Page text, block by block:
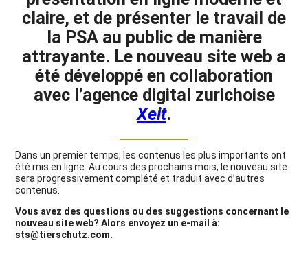
claire, et de présenter le travail de
la PSA au public de manière
attrayante. Le nouveau site web a
été développé en collaboration
avec l’agence digital zurichoise
Xeit.
Dans un premier temps, les contenus les plus importants ont
été mis en ligne. Au cours des prochains mois, le nouveau site
sera progressivement complété et traduit avec d’autres
contenus.
Vous avez des questions ou des suggestions concernant le
nouveau site web? Alors envoyez un e-mail à:
sts@tierschutz.com.